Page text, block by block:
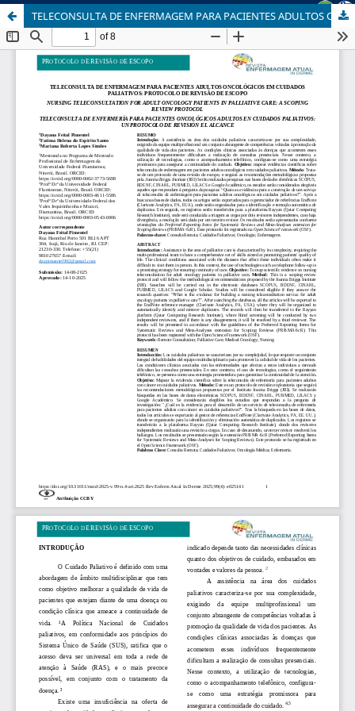
TELECONSULTA DE ENFERMAGEM PARA PACIENTES ADULTOS ONCOLÓGICOS EM CUIDADOS PALIATIVOS: PROTOCOLO DE REVISÃO DE ESCOPO